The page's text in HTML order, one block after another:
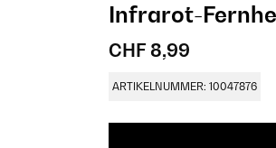
Infrarot-
CHF 8,99
ARTIKELNUMMER: 10047876